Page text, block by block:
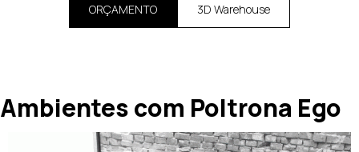
ORÇAMENTO 3D Warehouse
Ambientes com Poltrona Ego